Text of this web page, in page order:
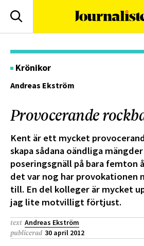
Sök
Krönikor
Andreas Ekström
Provocerande
Kent är ett mycket
skapa sådana oändliga
poseringsgnäll på bara femton
det var nog har provokationen
till. En del kolleger är mycket
jag lite motvilligt förtjust.
text Andreas Ekström
publicerad 30 april 2012